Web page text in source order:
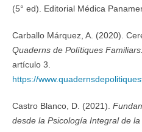
(5° ed). Editorial Médica
Carballo Márquez, A. (2020).
Quaderns de Polítiques
artículo 3.
https://
Castro Blanco, D. (2021).
desde la Psicología Integral de